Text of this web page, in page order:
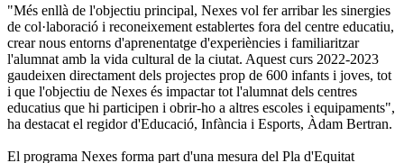
"Més enllà de l'objectiu principal, Nexes vol fer arribar les sinergies
de col·laboració i reconeixement establertes fora del centre educatiu,
crear nous entorns d'aprenentatge d'experiències i familiaritzar
l'alumnat amb la vida cultural de la ciutat. Aquest curs 2022-2023
gaudeixen directament dels projectes prop de 600 infants i joves, tot
i que l'objectiu de Nexes és impactar tot l'alumnat dels centres
educatius que hi participen i obrir-ho a altres escoles i equipaments",
ha destacat el regidor d'Educació, Infància i Esports, Àdam Bertran.
El programa Nexes forma part d'una mesura del Pla d'Equitat